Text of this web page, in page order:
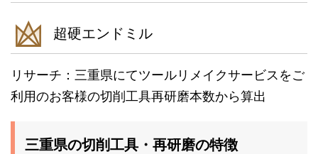
超硬エンドミル
リサーチ：三重県にてツールリメイクサービスをご
利用のお客様の切削工具再研磨本数から算出
三重県の切削工具・再研磨の特徴